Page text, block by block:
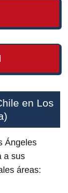
en Los
Ángeles
a sus
áreas: